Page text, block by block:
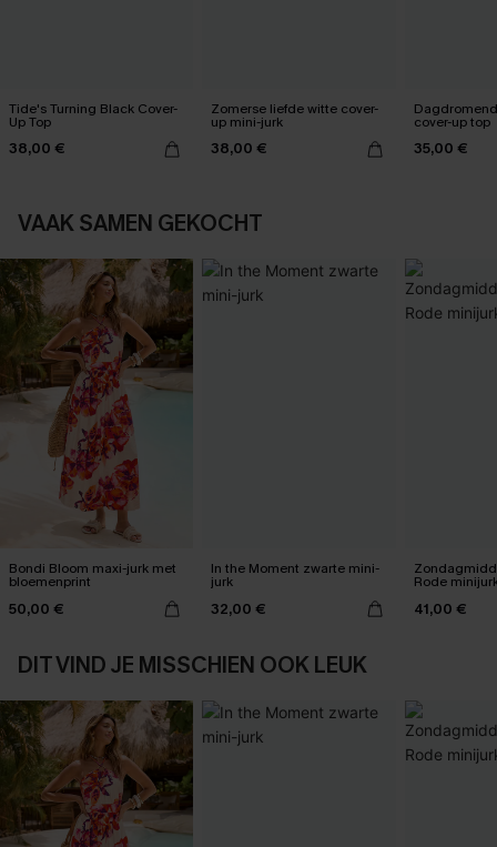
Tide's Turning Black Cover-
Up Top
38,00 €
Zomerse liefde witte cover-
up mini-jurk
38,00 €
cover-up top
35,00 €
VAAK SAMEN GEKOCHT
Bondi Bloom maxi-jurk met
bloemenprint
50,00 €
In the Moment zwarte mini-
jurk
32,00 €
Rode
41,00 €
DIT VIND JE MISSCHIEN OOK LEUK